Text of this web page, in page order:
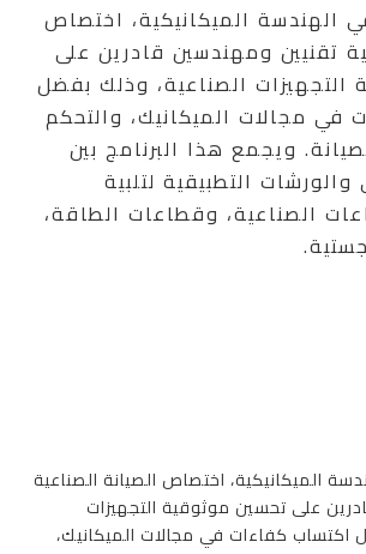
الهندسة الميكانيكية، اختصاص
تقنيين ومهندسين قادرين على
التجهيزات الصناعية، وذلك بفضل
في مجالات الميكانيك، والتحكم
ويجمع هذا البرنامج بين
التطبيقية لتلبية
الصناعية، وقطاعات الطاقة،
الميكانيكية، اختصاص الصيانة الصناعية
على تحسين موثوقية التجهيزات
اكتساب كفاءات في مجالات الميكانيك،